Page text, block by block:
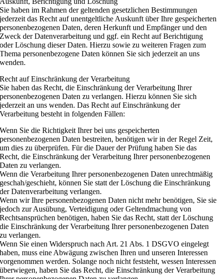
Sie haben im Rahmen der geltenden gesetzlichen Bestimmungen
jederzeit das Recht auf unentgeltliche Auskunft über Ihre gespeicherten
personenbezogenen Daten, deren Herkunft und Empfänger und den
Zweck der Datenverarbeitung und ggf. ein Recht auf Berichtigung
oder Löschung dieser Daten. Hierzu sowie zu weiteren Fragen zum
Thema personenbezogene Daten können Sie sich jederzeit an uns
wenden.
Recht auf Einschränkung der Verarbeitung
Sie haben das Recht, die Einschränkung der Verarbeitung Ihrer
personenbezogenen Daten zu verlangen. Hierzu können Sie sich
jederzeit an uns wenden. Das Recht auf Einschränkung der
Verarbeitung besteht in folgenden Fällen:
Wenn Sie die Richtigkeit Ihrer bei uns gespeicherten
personenbezogenen Daten bestreiten, benötigen wir in der Regel Zeit,
um dies zu überprüfen. Für die Dauer der Prüfung haben Sie das
Recht, die Einschränkung der Verarbeitung Ihrer personenbezogenen
Daten zu verlangen.
Wenn die Verarbeitung Ihrer personenbezogenen Daten unrechtmäßig
geschah/geschieht, können Sie statt der Löschung die Einschränkung
der Datenverarbeitung verlangen.
Wenn wir Ihre personenbezogenen Daten nicht mehr benötigen, Sie sie
jedoch zur Ausübung, Verteidigung oder Geltendmachung von
Rechtsansprüchen benötigen, haben Sie das Recht, statt der Löschung
die Einschränkung der Verarbeitung Ihrer personenbezogenen Daten
zu verlangen.
Wenn Sie einen Widerspruch nach Art. 21 Abs. 1 DSGVO eingelegt
haben, muss eine Abwägung zwischen Ihren und unseren Interessen
vorgenommen werden. Solange noch nicht feststeht, wessen Interessen
überwiegen, haben Sie das Recht, die Einschränkung der Verarbeitung